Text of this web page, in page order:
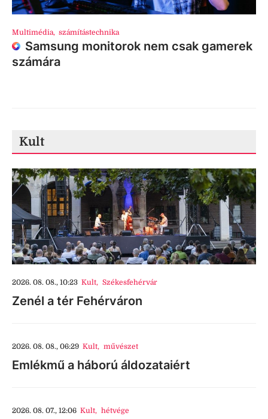
Multimédia, számítástechnika
Samsung monitorok nem csak gamerek
számára
Kult
2026. 08. 08., 10:23 Kult, Székesfehérvár
Zenél a tér Fehérváron
2026. 08. 08., 06:29 Kult, művészet
Emlékmű a háború áldozataiért
2026. 08. 07., 12:06 Kult, hétvége